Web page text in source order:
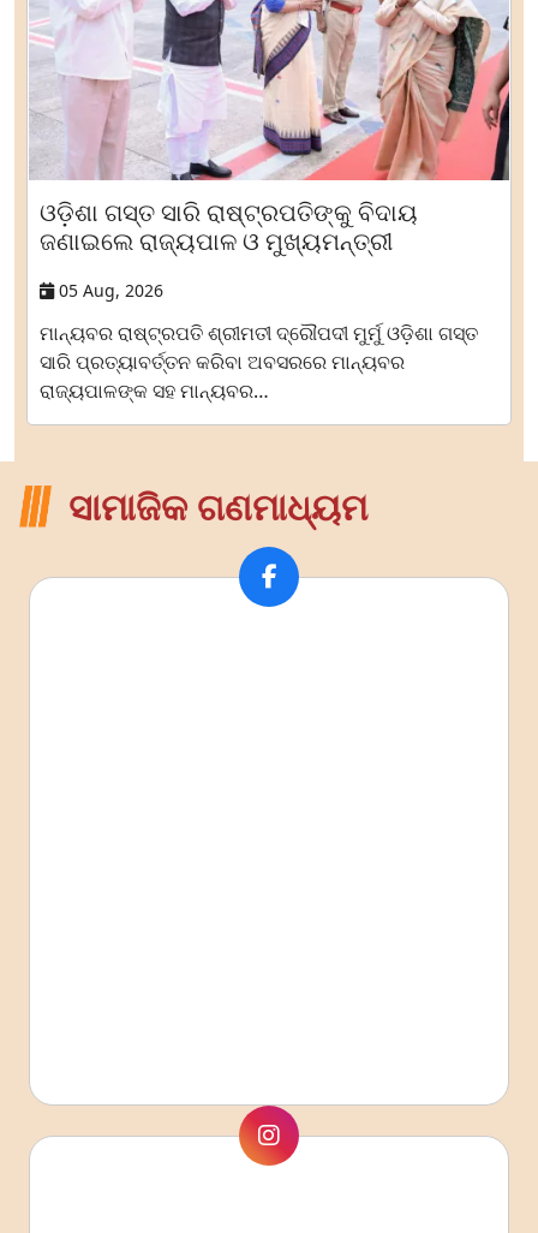
ଓଡ଼ିଶା ଗସ୍ତ ସାରି ରାଷ୍ଟ୍ରପତିଙ୍କୁ ବିଦାୟ
ଜଣାଇଲେ ରାଜ୍ୟପାଳ ଓ ମୁଖ୍ୟମନ୍ତ୍ରୀ
05 Aug, 2026
ମାନ୍ୟବର ରାଷ୍ଟ୍ରପତି ଶ୍ରୀମତୀ ଦ୍ରୌପଦୀ ମୁର୍ମୁ ଓଡ଼ିଶା ଗସ୍ତ
ସାରି ପ୍ରତ୍ୟାବର୍ତ୍ତନ କରିବା ଅବସରରେ ମାନ୍ୟବର
ରାଜ୍ୟପାଳଙ୍କ ସହ ମାନ୍ୟବର…
ସାମାଜିକ ଗଣମାଧ୍ୟମ